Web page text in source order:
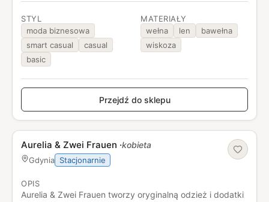
STYL
moda biznesowa
smart casual
casual
basic
MATERIAŁY
wełna
len
bawełna
wiskoza
Przejdź do sklepu
Aurelia & Zwei Frauen ·kobieta
Gdynia Stacjonarnie
OPIS
Aurelia & Zwei Frauen tworzy oryginalną odzież i dodatki